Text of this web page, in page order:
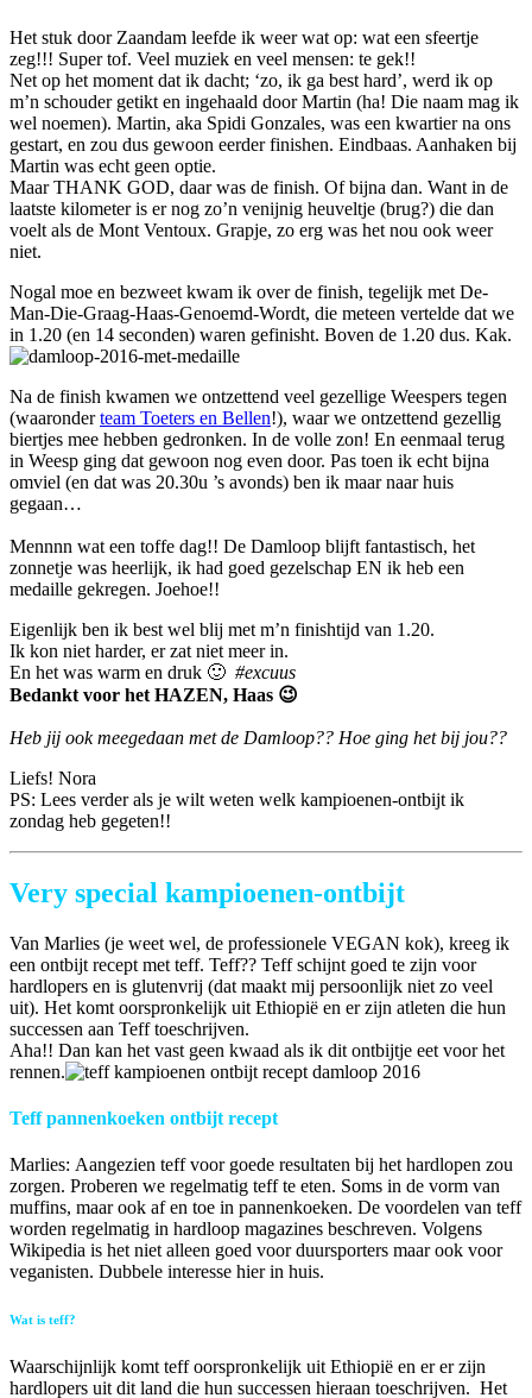
Het stuk door Zaandam leefde ik weer wat op: wat een sfeertje
zeg!!! Super tof. Veel muziek en veel mensen: te gek!!
Net op het moment dat ik dacht; ‘zo, ik ga best hard’, werd ik op
m’n schouder getikt en ingehaald door Martin (ha! Die naam mag ik
wel noemen). Martin, aka Spidi Gonzales, was een kwartier na ons
gestart, en zou dus gewoon eerder finishen. Eindbaas. Aanhaken bij
Martin was echt geen optie.
Maar THANK GOD, daar was de finish. Of bijna dan. Want in de
laatste kilometer is er nog zo’n venijnig heuveltje (brug?) die dan
voelt als de Mont Ventoux. Grapje, zo erg was het nou ook weer
niet.
Nogal moe en bezweet kwam ik over de finish, tegelijk met De-
Man-Die-Graag-Haas-Genoemd-Wordt, die meteen vertelde dat we
in 1.20 (en 14 seconden) waren gefinisht. Boven de 1.20 dus. Kak.
Na de finish kwamen we ontzettend veel gezellige Weespers tegen
(waaronderteam Toeters en Bellen!), waar we ontzettend gezellig
biertjes mee hebben gedronken. In de volle zon! En eenmaal terug
in Weesp ging dat gewoon nog even door. Pas toen ik echt bijna
omviel (en dat was 20.30u ’s avonds) ben ik maar naar huis
gegaan…
Mennnn wat een toffe dag!! De Damloop blijft fantastisch, het
zonnetje was heerlijk, ik had goed gezelschap EN ik heb een
medaille gekregen. Joehoe!!
Eigenlijk ben ik best wel blij met m’n finishtijd van 1.20.
Ik kon niet harder, er zat niet meer in.
En het was warm en druk 🙂 #excuus
Bedankt voor het HAZEN, Haas 😉
Heb jij ook meegedaan met de Damloop?? Hoe ging het bij jou??
Liefs! Nora
PS: Lees verder als je wilt weten welk kampioenen-ontbijt ik
zondag heb gegeten!!
Very special kampioenen-ontbijt
Van Marlies (je weet wel, de professionele VEGAN kok), kreeg ik
een ontbijt recept met teff. Teff?? Teff schijnt goed te zijn voor
hardlopers en is glutenvrij (dat maakt mij persoonlijk niet zo veel
uit). Het komt oorspronkelijk uit Ethiopië en er zijn atleten die hun
successen aan Teff toeschrijven.
Aha!! Dan kan het vast geen kwaad als ik dit ontbijtje eet voor het
rennen.
Teff pannenkoeken ontbijt recept
Marlies: Aangezien teff voor goede resultaten bij het hardlopen zou
zorgen. Proberen we regelmatig teff te eten. Soms in de vorm van
muffins, maar ook af en toe in pannenkoeken. De voordelen van teff
worden regelmatig in hardloop magazines beschreven. Volgens
Wikipedia is het niet alleen goed voor duursporters maar ook voor
veganisten. Dubbele interesse hier in huis.
Wat is teff?
Waarschijnlijk komt teff oorspronkelijk uit Ethiopië en er er zijn
hardlopers uit dit land die hun successen hieraan toeschrijven. Het